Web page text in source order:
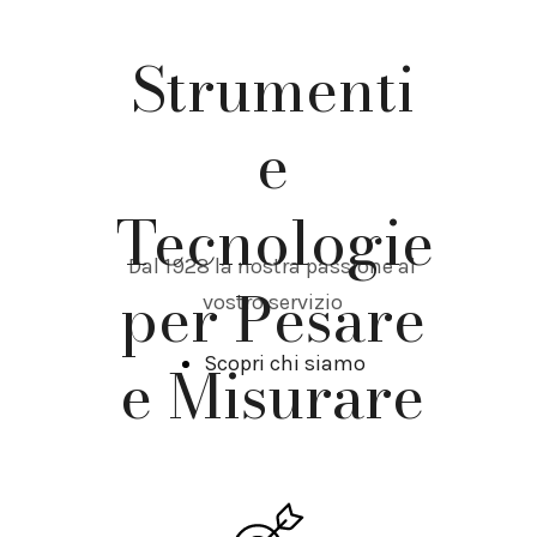
Strumenti
e
Tecnologie
per Pesare
e Misurare
Dal 1928 la nostra passione al
vostro servizio
Scopri chi siamo